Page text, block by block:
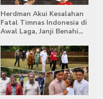
Herdman Akui Kesalahan
Fatal Timnas Indonesia di
Awal Laga, Janji Benahi
Singapura